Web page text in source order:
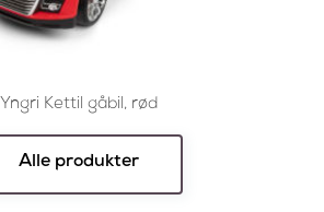
Yngri Kettil gåbil, rød
Alle produkter